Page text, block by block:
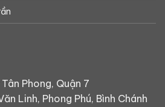
Phong, Quận 7
Linh, Phong Phú, Bình Chánh